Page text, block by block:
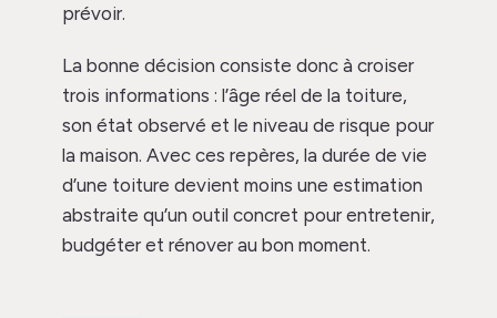
prévoir.
La bonne décision consiste donc à croiser
trois informations : l’âge réel de la toiture,
son état observé et le niveau de risque pour
la maison. Avec ces repères, la durée de vie
d’une toiture devient moins une estimation
abstraite qu’un outil concret pour entretenir,
budgéter et rénover au bon moment.